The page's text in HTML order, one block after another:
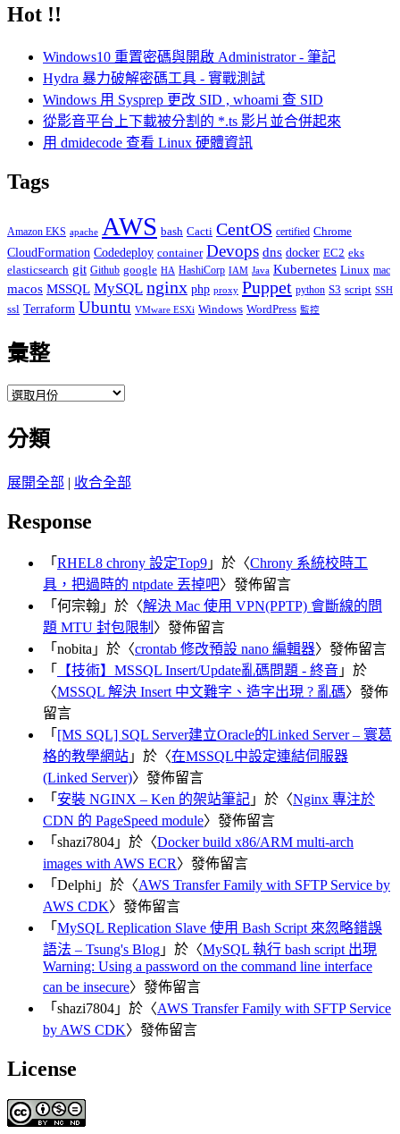
關
Hot !!
Windows10 重置密碼與開啟 Administrator - 筆記
Hydra 暴力破解密碼工具 - 實戰測試
Windows 用 Sysprep 更改 SID , whoami 查 SID
從影音平台上下載被分割的 *.ts 影片並合併起來
用 dmidecode 查看 Linux 硬體資訊
Tags
Amazon EKS apache AWS bash Cacti CentOS certified Chrome
CloudFormation Codedeploy container Devops dns docker EC2 eks
elasticsearch git Github google HA HashiCorp IAM Java Kubernetes Linux mac
macos MSSQL MySQL nginx php proxy Puppet python S3 script SSH
ssl Terraform Ubuntu VMware ESXi Windows WordPress 監控
彙整
彙
分類
展開全部 | 收合全部
Response
「 RHEL8 chrony 設定Top9 」於〈Chrony 系統校時工
具，把過時的 ntpdate 丟掉吧〉發佈留言
「 何宗翰 」於〈解決 Mac 使用 VPN(PPTP) 會斷線的問
題 MTU 封包限制 〉發佈留言
「 nobita 」於〈crontab 修改預設 nano 編輯器〉發佈留言
「
【技術】MSSQL Insert/Update亂碼問題 - 終音 」於
〈MSSQL 解決 Insert 中文難字、造字出現 ? 亂碼〉發佈
留言
「 [MS SQL] SQL Server建立Oracle的Linked Server – 寰葛
格的教學網站 」於〈在MSSQL中設定連結伺服器
(Linked Server)〉發佈留言
「 安裝 NGINX – Ken 的架站筆記 」於〈Nginx 專注於
CDN 的 PageSpeed module〉發佈留言
「 shazi7804 」於〈Docker build x86/ARM multi-arch
images with AWS ECR〉發佈留言
「 Delphi 」於〈AWS Transfer Family with SFTP Service by
AWS CDK〉發佈留言
「 MySQL Replication Slave 使用 Bash Script 來忽略錯誤
語法 – Tsung's Blog 」於〈MySQL 執行 bash script 出現
Warning: Using a password on the command line interface
can be insecure〉發佈留言
「 shazi7804 」於〈AWS Transfer Family with SFTP Service
by AWS CDK〉發佈留言
License